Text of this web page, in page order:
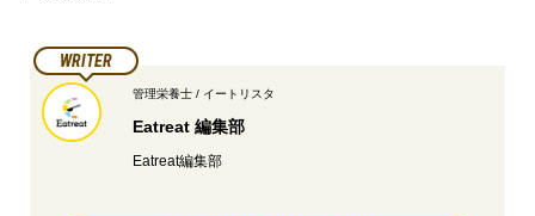
WRITER
管理栄養士 / イートリスタ
Eatreat 編集部
Eatreat編集部